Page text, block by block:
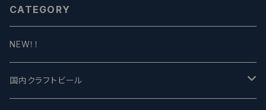
CATEGORY
NEW！！
国内クラフトビール